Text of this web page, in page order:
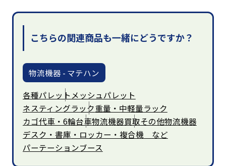
こちらの関連商品も一緒にどうですか？
物流機器 - マテハン
各種パレット メッシュパレット
ネスティングラック重量・中軽量ラック
カゴ代車・6輪台車物流機器買取その他物流機器
デスク・書庫・ロッカー・複合機 など
パーテーションブース